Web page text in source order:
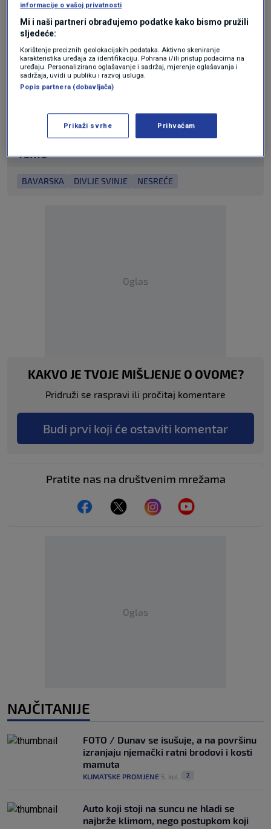
Ukupna šteta procjenjuje se na 30.000 eura. U
nizu nesreća nitko od ljudi nije ozlijeđen.
N1 pratite putem aplikacija
Twitter |Facebook Instagram
Teme
BAVARSKA DIVLJE SVINJE NESREĆE
Oglas
KAKVO JE TVOJE MIŠLJENJE O OVOME?
Pridruži se raspravi ili pročitaj komentare
Budi prvi koji će ostaviti komentar
Pratite nas na društvenim mrežama
Oglas
NAJČITANIJE
FOTO / Dunav se isušuje, a na površinu
izranjaju njemački ratni brodovi i kosti
mamuta
KLIMATSKE PROMJENE 5. kol. 2
Auto koji stoji na suncu ne hladi se
najbrže klimom, nego postupkom koji
informacije o vašoj privatnosti
Mi i naši partneri obrađujemo podatke kako bismo pružili
sljedeće:
Korištenje preciznih geolokacijskih podataka. Aktivno skeniranje
karakteristika uređaja za identifikaciju. Pohrana i/ili pristup podacima na
uređaju. Personalizirano oglašavanje i sadržaj, mjerenje oglašavanja i
sadržaja, uvidi u publiku i razvoj usluga.
Popis partnera (dobavljača)
Prikaži svrhe Prihvaćam